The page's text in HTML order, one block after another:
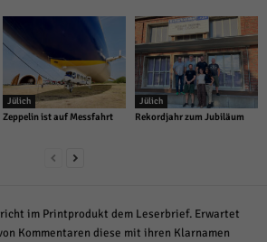
Jülich
Zeppelin ist auf Messfahrt
Jülich
Rekordjahr zum Jubiläum
im Printprodukt dem Leserbrief. Erwartet
Kommentaren diese mit ihren Klarnamen